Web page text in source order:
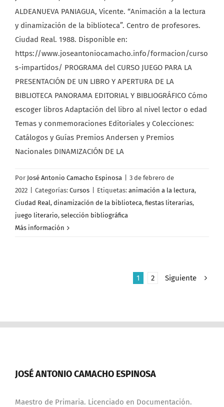
ALDEANUEVA PANIAGUA, Vicente. “Animación a la lectura
y dinamización de la biblioteca”. Centro de profesores.
Ciudad Real. 1988. Disponible en:
https://www.joseantoniocamacho.info/formacion/curso
s-impartidos/ PROGRAMA del CURSO JUEGO PARA LA
PRESENTACIÓN DE UN LIBRO Y APERTURA DE LA
BIBLIOTECA PANORAMA EDITORIAL Y BIBLIOGRÁFICO Cómo
escoger libros Adaptación del libro al nivel lector o edad
Temas y conmemoraciones Editoriales y Colecciones:
Catálogos y Guías Premios Andersen y Premios
Nacionales DINAMIZACIÓN DE LA
Por José Antonio Camacho Espinosa
3 de febrero de
2022
Categorías: Cursos Etiquetas: animación a la lectura,
Ciudad Real, dinamización de la biblioteca, fiestas literarias,
juego literario, selección bibliográfica
Más información
1 2 Siguiente
JOSÉ ANTONIO CAMACHO ESPINOSA
Maestro de Primaria. Licenciado en Documentación.